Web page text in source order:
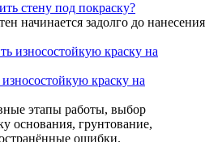
стену под покраску?
начинается задолго до нанесения
краску на
этапы работы, выбор
основания, грунтование,
ошибки.